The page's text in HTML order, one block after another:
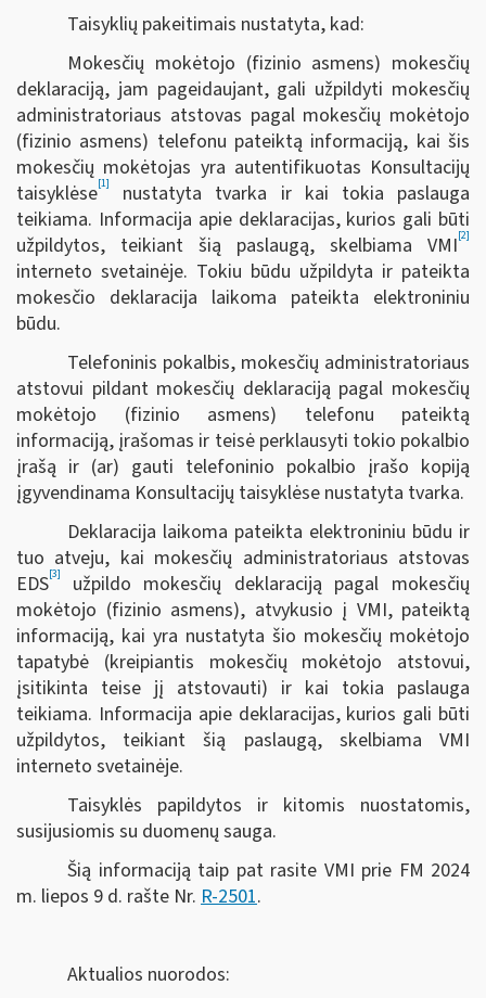
Taisyklių pakeitimais nustatyta, kad:
Mokesčių mokėtojo (fizinio asmens) mokesčių
deklaraciją, jam pageidaujant, gali užpildyti mokesčių
administratoriaus atstovas pagal mokesčių mokėtojo
(fizinio asmens) telefonu pateiktą informaciją, kai šis
mokesčių mokėtojas yra autentifikuotas Konsultacijų
taisyklėse[1]
nustatyta tvarka ir kai tokia paslauga
teikiama. Informacija apie deklaracijas, kurios gali būti
užpildytos, teikiant šią paslaugą, skelbiama VMI[2]
interneto svetainėje. Tokiu būdu užpildyta ir pateikta
mokesčio deklaracija laikoma pateikta elektroniniu
būdu.
Telefoninis pokalbis, mokesčių administratoriaus
atstovui pildant mokesčių deklaraciją pagal mokesčių
mokėtojo (fizinio asmens) telefonu pateiktą
informaciją, įrašomas ir teisė perklausyti tokio pokalbio
įrašą ir (ar) gauti telefoninio pokalbio įrašo kopiją
įgyvendinama Konsultacijų taisyklėse nustatyta tvarka.
Deklaracija laikoma pateikta elektroniniu būdu ir
tuo atveju, kai mokesčių administratoriaus atstovas
EDS[3]
užpildo mokesčių deklaraciją pagal mokesčių
mokėtojo (fizinio asmens), atvykusio į VMI, pateiktą
informaciją, kai yra nustatyta šio mokesčių mokėtojo
tapatybė (kreipiantis mokesčių mokėtojo atstovui,
įsitikinta teise jį atstovauti) ir kai tokia paslauga
teikiama. Informacija apie deklaracijas, kurios gali būti
užpildytos, teikiant šią paslaugą, skelbiama VMI
interneto svetainėje.
Taisyklės papildytos ir kitomis nuostatomis,
susijusiomis su duomenų sauga.
Šią informaciją taip pat rasite VMI prie FM 2024
m. liepos 9 d. rašte Nr. R-2501.
Aktualios nuorodos: